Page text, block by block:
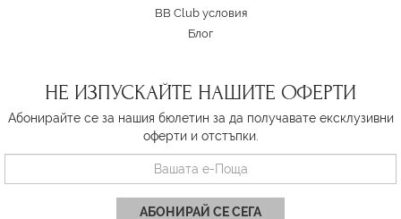
BB Club условия
Блог
НЕ ИЗПУСКАЙТЕ НАШИТЕ ОФЕРТИ
Абонирайте се за нашия бюлетин за да получавате ексклузивни
оферти и отстъпки.
АБОНИРАЙ СЕ СЕГА